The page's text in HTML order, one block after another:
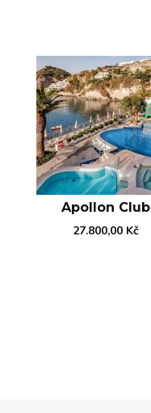
Apollon Club
27.800,00 Kč